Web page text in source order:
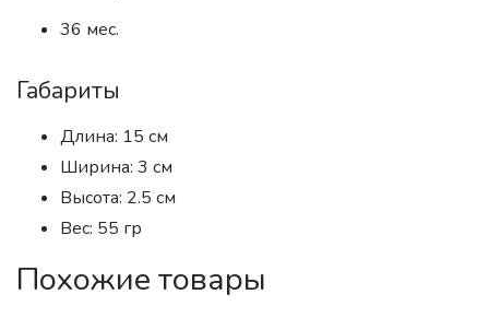
36 мес.
Габариты
Длина: 15 см
Ширина: 3 см
Высота: 2.5 см
Вес: 55 гр
Похожие товары